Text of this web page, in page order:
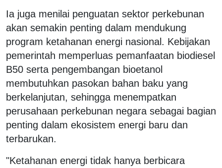
Ia juga menilai penguatan sektor perkebunan
akan semakin penting dalam mendukung
program ketahanan energi nasional. Kebijakan
pemerintah memperluas pemanfaatan biodiesel
B50 serta pengembangan bioetanol
membutuhkan pasokan bahan baku yang
berkelanjutan, sehingga menempatkan
perusahaan perkebunan negara sebagai bagian
penting dalam ekosistem energi baru dan
terbarukan.
"Ketahanan energi tidak hanya berbicara